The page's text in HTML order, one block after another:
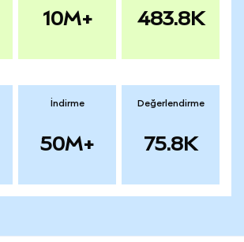
10M+ 483.8K
İndirme
50M+
Değerlendirme
75.8K